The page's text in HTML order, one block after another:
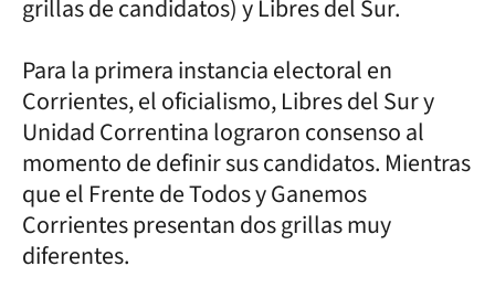
grillas de candidatos) y Libres del Sur.
Para la primera instancia electoral en
Corrientes, el oficialismo, Libres del Sur y
Unidad Correntina lograron consenso al
momento de definir sus candidatos. Mientras
que el Frente de Todos y Ganemos
Corrientes presentan dos grillas muy
diferentes.